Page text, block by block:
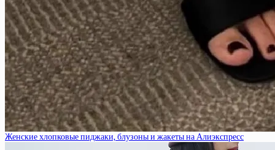
Женские хлопковые пиджаки, блузоны и жакеты на Алиэкспресс